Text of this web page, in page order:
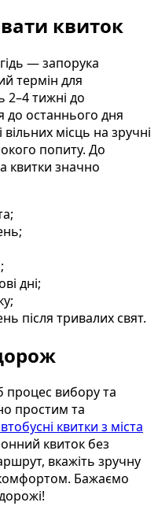
квиток
— запорука
термін для
2–4 тижні до
до останнього дня
місць на зручні
попиту. До
квитки значно
дні;
після тривалих свят.
вибору та
простим та
квитки з міста
квиток без
вкажіть зручну
Бажаємо